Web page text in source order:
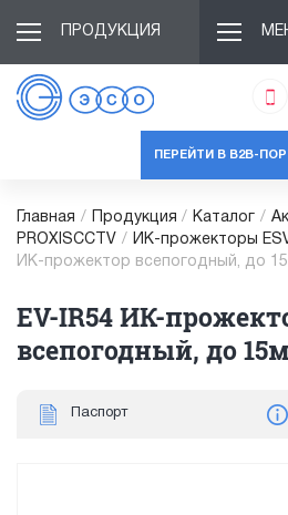
ПРОДУКЦИЯ
ПЕРЕЙТИ В B2B-
Главная / Продукция / Каталог /
PROXISCCTV / ИК-прожекторы
ИК-прожектор всепогодный, до
EV-IR54 ИК-
всепогодный, до 15м
Паспорт